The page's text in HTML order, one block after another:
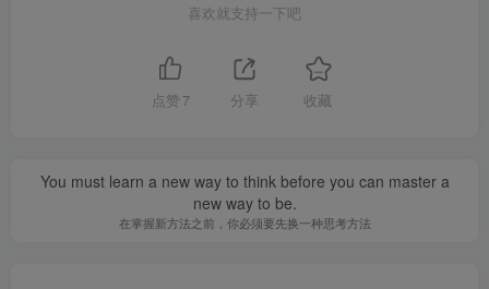
喜欢就支持一下吧
点赞 7 分享 收藏
You must learn a new way to think before you can master a
new way to be.
在掌握新方法之前，你必须要先换一种思考方法